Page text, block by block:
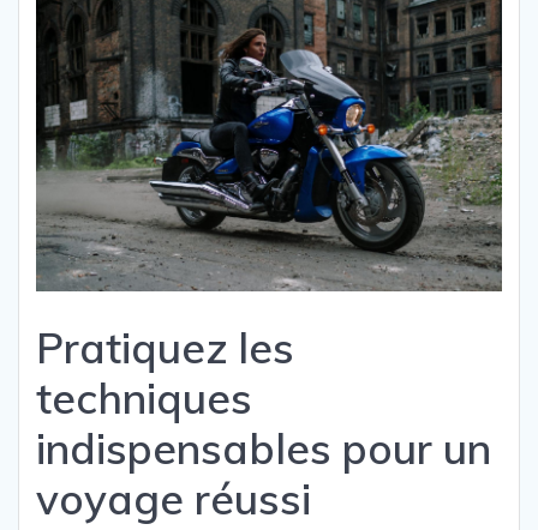
Pratiquez les
techniques
indispensables pour un
voyage réussi